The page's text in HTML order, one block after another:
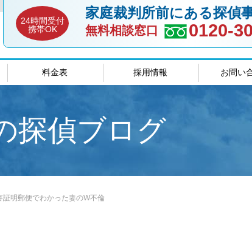
24時間受付
携帯OK
家庭裁判所前にある探偵
無料相談窓口 0120-
島根相談室
料金表 採用情報 お問い
探偵ブログ
証明郵便でわかった妻のW不倫